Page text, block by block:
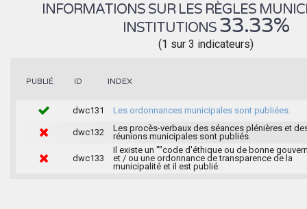
INFORMATIONS SUR LES RÈGLES
INSTITUTIONS 33.33%
(1 sur 3 indicateurs)
PUBLIÉ ID INDEX
dwc131 Les ordonnances municipales sont publiées.
dwc132
Les procès-verbaux des séances plénières et
réunions municipales sont publiés.
dwc133
Il existe un ""code d'éthique ou de bonne
et / ou une ordonnance de transparence de la
municipalité et il est publié.